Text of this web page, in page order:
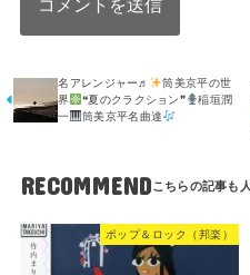
名アレンジャー♬
筒美京平の世
界
❝夏のクラクション❞
稲垣潤
一
筒美京平名曲達
RECOMMEND
ポップ＆ロック（邦楽）